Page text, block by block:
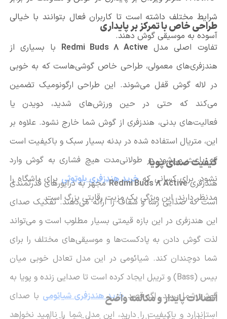
شرایط مختلف داشته است تا کاربران فعال بتوانند با خیالی
آسوده به موسیقی گوش دهند.
طراحی خاص با تمرکز بر پایداری
تفاوت اصلی مدلRedmi Buds 8 Active با بسیاری از
هندزفری‌های معمولی، طراحی خاص گوشی‌هاست که به خوبی
در لاله گوش قفل می‌شوند. این طراحی ارگونومیک تضمین
می‌کند که حتی در حین ورزش‌های شدید، دویدن یا
فعالیت‌های بدنی، هندزفری از گوش شما خارج نشود. علاوه بر
این، متریال استفاده شده در بدنه بسیار سبک و باکیفیت است
که باعث می‌شود در طولانی‌مدت هیچ فشاری به گوش وارد
نشود. برای کسانی کهخرید هندزفری بلوتوثی برای باشگاه را
مدنظر دارند، این ویژگی یک مزیت رقابتی بزرگ است.
کیفیت صدای پویا
هندزفریRedmi Buds 8 Activeمجهز به درایورهای قدرتمندی
است که صدایی رسا و شفاف را ارائه می‌دهند. تفکیک صدای
این هندزفری در این بازه قیمتی بسیار مطلوب است و می‌تواند
لذت گوش دادن به پادکست‌ها و موسیقی‌های مختلف را برای
شما دوچندان کند. شیائومی در این مدل تعادل خوبی میان
بیس (Bass) و تریبل ایجاد کرده است تا صدایی زنده و پویا به
گوش شما برسد. اگر قصدخرید هندزفری شیائومی با صدای
استاندارد و باکیفیت را دارید، این مدل شما را ناامید نخواهد
اتصالات پایدار و مکالمه واضح